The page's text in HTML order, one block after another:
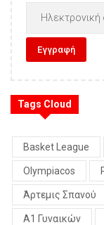
Tags Cloud
Basket League
Olympiacos
Άρτεμις Σπανού
Α1 Γυναικών